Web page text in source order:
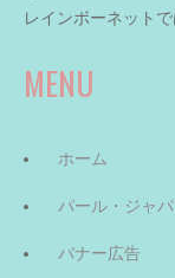
レインボーネット
MENU
ホーム
パール・ジャ
バナー広告